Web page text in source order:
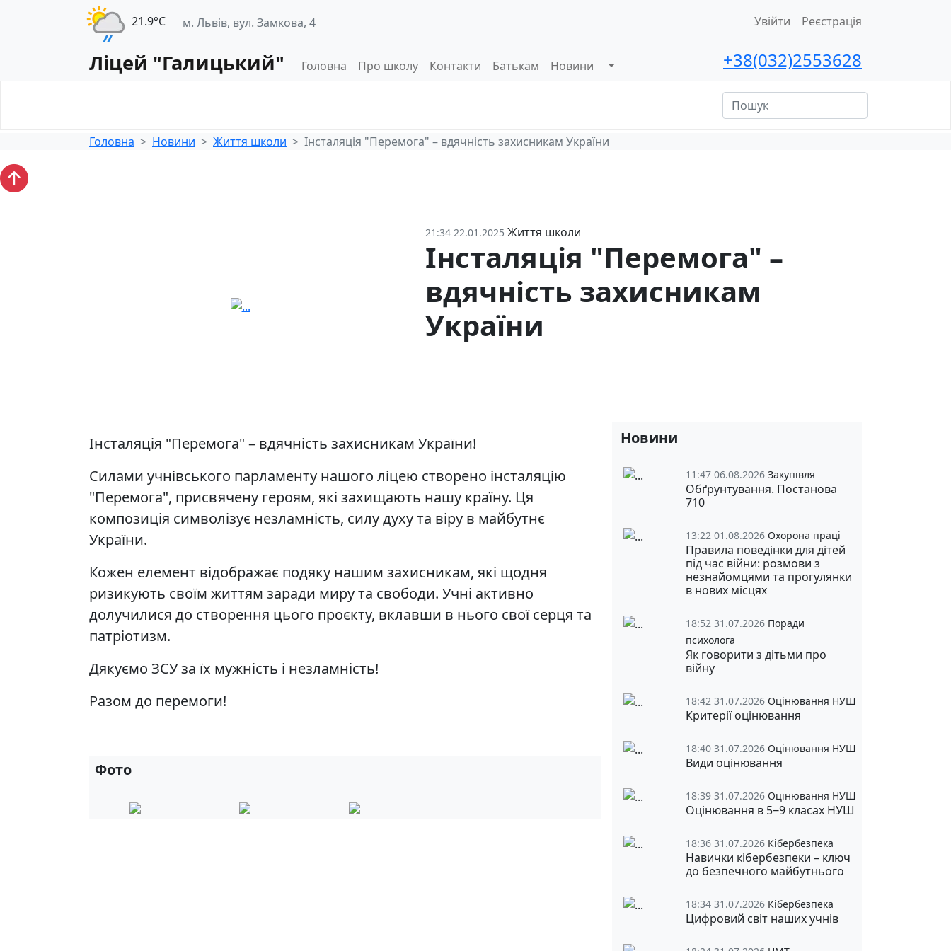
21.9°С м. Львів, вул. Замкова, 4 Увійти Реєстрація
Ліцей "Галицький" Головна Про школу Контакти Батькам Новини +38(032)2553628
Головна
Новини Життя школи Інсталяція "Перемога" – вдячність захисникам України
21:34 22.01.2025 Життя школи
Інсталяція "Перемога" –
вдячність захисникам
України
Інсталяція "Перемога" – вдячність захисникам України!
Силами учнівського парламенту нашого ліцею створено інсталяцію
"Перемога", присвячену героям, які захищають нашу країну. Ця
композиція символізує незламність, силу духу та віру в майбутнє
України.
Кожен елемент відображає подяку нашим захисникам, які щодня
ризикують своїм життям заради миру та свободи. Учні активно
долучилися до створення цього проєкту, вклавши в нього свої серця та
патріотизм.
Дякуємо ЗСУ за їх мужність і незламність!
Разом до перемоги!
Фото
Новини
11:47 06.08.2026 Закупівля
Обґрунтування. Постанова
710
13:22 01.08.2026 Охорона праці
Правила поведінки для дітей
під час війни: розмови з
незнайомцями та прогулянки
в нових місцях
18:52 31.07.2026 Поради
психолога
Як говорити з дітьми про
війну
18:42 31.07.2026 Оцінювання НУШ
Критерії оцінювання
18:40 31.07.2026 Оцінювання НУШ
Види оцінювання
18:39 31.07.2026 Оцінювання НУШ
Оцінювання в 5‒9 класах НУШ
18:36 31.07.2026 Кібербезпека
Навички кібербезпеки – ключ
до безпечного майбутнього
18:34 31.07.2026 Кібербезпека
Цифровий світ наших учнів